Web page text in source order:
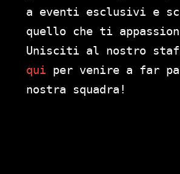
a eventi esclusivi e
quello che ti
Unisciti al nostro
qui per venire a far
nostra squadra!